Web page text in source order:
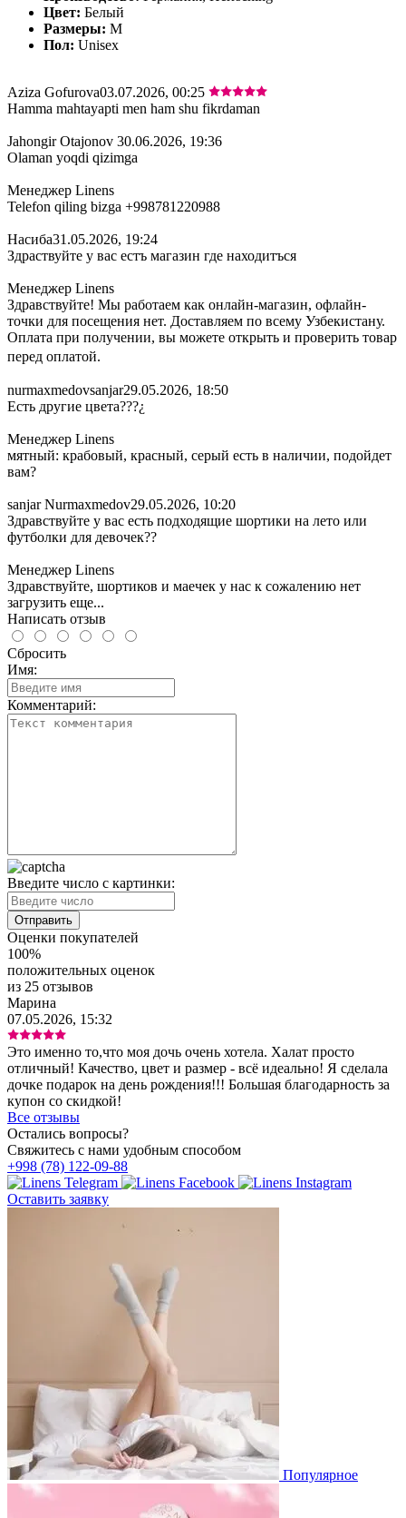
Цвет: Белый
Размеры: M
Пол: Unisex
Aziza Gofurova03.07.2026, 00:25
Hamma mahtayapti men ham shu fikrdaman
Jahongir Otajonov 30.06.2026, 19:36
Olaman yoqdi qizimga
Менеджер Linens
Telefon qiling bizga +998781220988
Насиба31.05.2026, 19:24
Здраствуйте у вас естъ магазин где находитъся
Менеджер Linens
Здравствуйте! Мы работаем как онлайн-магазин, офлайн-
точки для посещения нет. Доставляем по всему Узбекистану.
Оплата при получении, вы можете открыть и проверить товар
перед оплатой.
nurmaxmedovsanjar29.05.2026, 18:50
Есть другие цвета???¿
Менеджер Linens
мятный: крабовый, красный, серый есть в наличии, подойдет
вам?
sanjar Nurmaxmedov29.05.2026, 10:20
Здравствуйте у вас есть подходящие шортики на лето или
футболки для девочек??
Менеджер Linens
Здравствуйте, шортиков и маечек у нас к сожалению нет
загрузить еще...
Написать отзыв
Сбросить
Имя:
Комментарий:
Введите число с картинки:
Оценки покупателей
100%
положительных оценок
из 25 отзывов
Марина
07.05.2026, 15:32
Это именно то,что моя дочь очень хотела. Халат просто
отличный! Качество, цвет и размер - всё идеально! Я сделала
дочке подарок на день рождения!!! Большая благодарность за
купон со скидкой!
Все отзывы
Остались вопросы?
Свяжитесь с нами удобным способом
+998 (78) 122-09-88
Оставить заявку
Популярное